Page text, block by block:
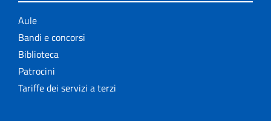
Aule
Bandi e concorsi
Biblioteca
Patrocini
Tariffe dei servizi a terzi